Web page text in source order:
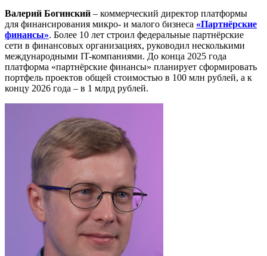
Валерий Богинский – коммерческий директор платформы
для финансирования микро- и малого бизнеса «Партнёрские
финансы». Более 10 лет строил федеральные партнёрские
сети в финансовых организациях, руководил несколькими
международными IT-компаниями. До конца 2025 года
платформа «партнёрские финансы» планирует сформировать
портфель проектов общей стоимостью в 100 млн рублей, а к
концу 2026 года – в 1 млрд рублей.